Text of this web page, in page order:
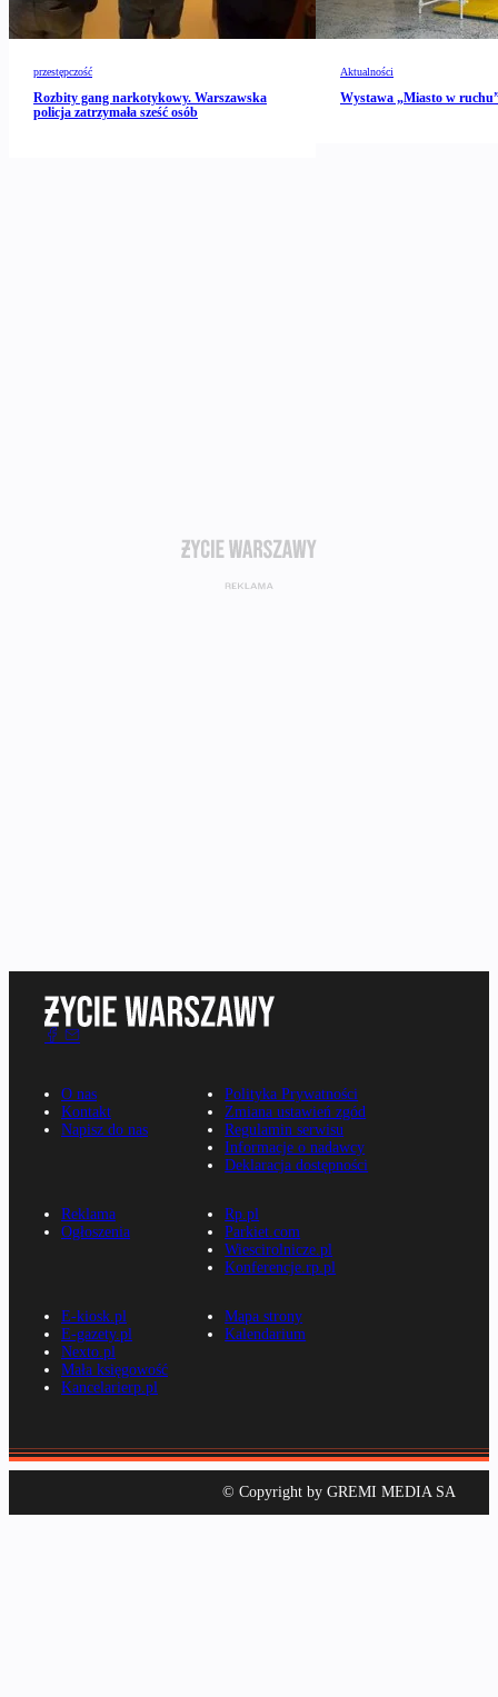
przestępczość
Rozbity gang narkotykowy. Warszawska
policja zatrzymała sześć osób
Aktualności
Wystawa „Miasto w
O nas
Kontakt
Napisz do nas
Polityka Prywatności
Zmiana ustawień zgód
Regulamin serwisu
Informacje o nadawcy
Deklaracja dostępności
Reklama
Ogłoszenia
Rp.pl
Parkiet.com
Wiescirolnicze.pl
Konferencje.rp.pl
E-kiosk.pl
E-gazety.pl
Nexto.pl
Mała księgowość
Kancelarierp.pl
Mapa strony
Kalendarium
© Copyright by GREMI MEDIA SA